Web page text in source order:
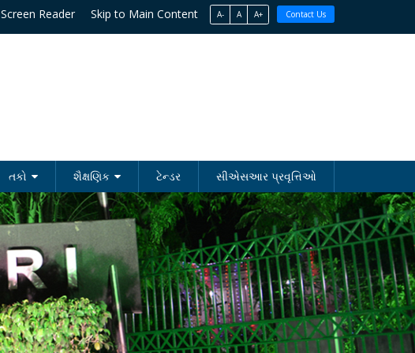
Screen Reader Skip to Main Content A- A A+ Contact Us
તકો શૈક્ષણિક ટેન્ડર સીએસઆર પ્રવૃત્તિઓ